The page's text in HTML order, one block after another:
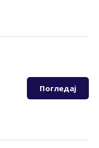
Погледај